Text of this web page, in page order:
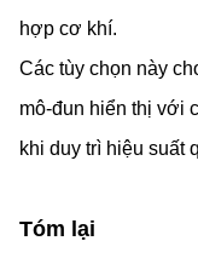
hợp cơ khí.
Các tùy chọn này
mô-đun hiển thị với
khi duy trì hiệu suất
Tóm lại